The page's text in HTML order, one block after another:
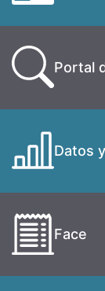
Portal
Datos
Face